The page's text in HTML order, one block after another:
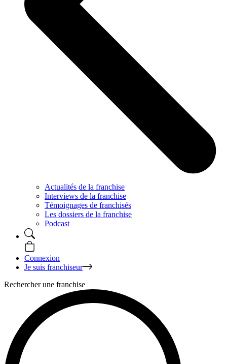
Actualités de la franchise
Interviews de la franchise
Témoignages de franchisés
Les dossiers de la franchise
Podcast
Connexion
Je suis franchiseur
Rechercher une franchise